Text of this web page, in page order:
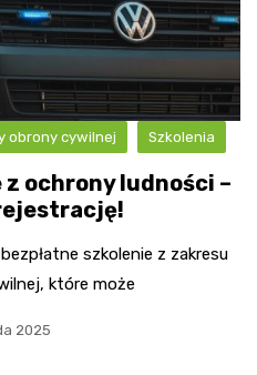
obrony cywilnej Szkolenia
z ochrony ludności –
szkolenie z zakresu
które może
2025